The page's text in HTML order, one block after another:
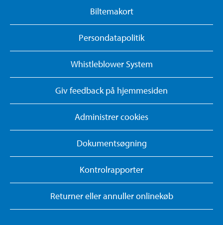
Biltemakort
Persondatapolitik
Whistleblower System
Giv feedback på hjemmesiden
Administrer cookies
Dokumentsøgning
Kontrolrapporter
Returner eller annuller onlinekøb